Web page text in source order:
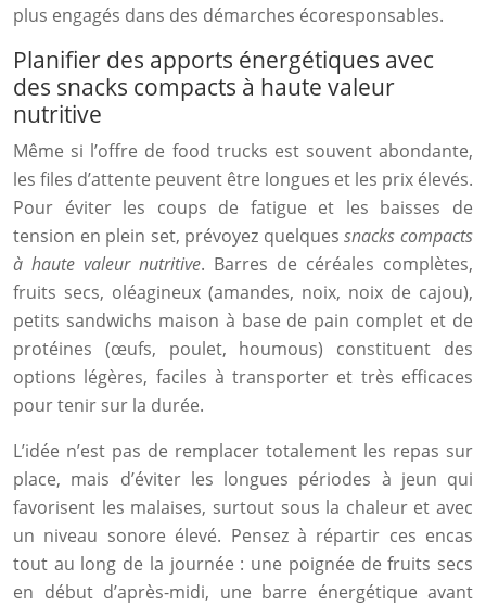
plus engagés dans des démarches écoresponsables.
Planifier des apports énergétiques avec
des snacks compacts à haute valeur
nutritive
Même si l’offre de food trucks est souvent abondante,
les files d’attente peuvent être longues et les prix élevés.
Pour éviter les coups de fatigue et les baisses de
tension en plein set, prévoyez quelquessnacks compacts
à haute valeur nutritive. Barres de céréales complètes,
fruits secs, oléagineux (amandes, noix, noix de cajou),
petits sandwichs maison à base de pain complet et de
protéines (œufs, poulet, houmous) constituent des
options légères, faciles à transporter et très efficaces
pour tenir sur la durée.
L’idée n’est pas de remplacer totalement les repas sur
place, mais d’éviter les longues périodes à jeun qui
favorisent les malaises, surtout sous la chaleur et avec
un niveau sonore élevé. Pensez à répartir ces encas
tout au long de la journée : une poignée de fruits secs
en début d’après-midi, une barre énergétique avant